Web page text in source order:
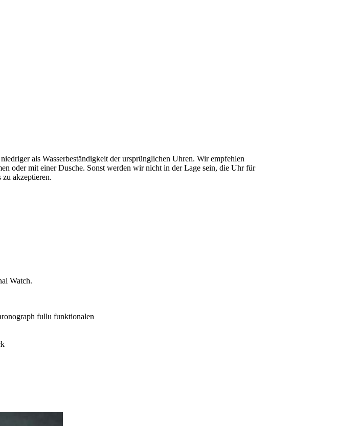
als Wasserbeständigkeit der ursprünglichen Uhren. Wir empfehlen
oder mit einer Dusche. Sonst werden wir nicht in der Lage sein, die Uhr für
zu akzeptieren.
Watch.
fullu funktionalen